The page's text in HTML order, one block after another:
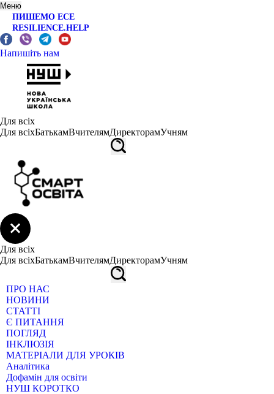
Меню
ПИШЕМО ЕСЕ
RESILIENCE.HELP
Напишіть нам
Для всіх
Для всіхБатькамВчителямДиректорамУчням
Для всіх
Для всіхБатькамВчителямДиректорамУчням
ПРО НАС
НОВИНИ
СТАТТІ
Є ПИТАННЯ
ПОГЛЯД
ІНКЛЮЗІЯ
МАТЕРІАЛИ ДЛЯ УРОКІВ
Аналітика
Дофамін для освіти
НУШ КОРОТКО